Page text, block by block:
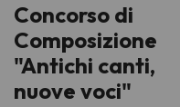
Concorso di
Composizione
"Antichi canti,
nuove voci"